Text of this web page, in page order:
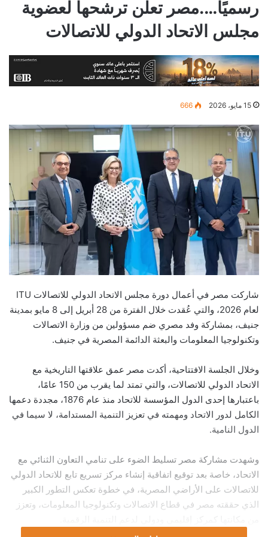
رسميًا….مصر تعلن ترشحها لعضوية
مجلس الاتحاد الدولي للاتصالات
15 مايو، 2026 666
شاركت مصر في أعمال دورة مجلس الاتحاد الدولي للاتصالات ITU
لعام 2026، والتي عُقدت خلال الفترة من 28 أبريل إلى 8 مايو بمدينة
جنيف، بمشاركة وفد مصري ضم مسؤولين من وزارة الاتصالات
وتكنولوجيا المعلومات والبعثة الدائمة المصرية في جنيف.
وخلال الجلسة الافتتاحية، أكدت مصر عمق علاقتها التاريخية مع
الاتحاد الدولي للاتصالات، والتي تمتد لما يقرب من 150 عامًا،
باعتبارها إحدى الدول المؤسسة للاتحاد منذ عام 1876، مجددة دعمها
الكامل لدور الاتحاد ومهمته في تعزيز التنمية المستدامة، لا سيما في
الدول النامية.
وشهدت مشاركة مصر تسليط الضوء على تنامي التعاون الثنائي مع
الاتحاد، خاصة بعد توقيع اتفاقية إنشاء مركز تسريع تابع للاتحاد الدولي
للاتصالات على الأراضي المصرية، في خطوة تعكس التطور الكبير
الذي حققته مصر في قطاع الاتصالات وتكنولوجيا المعلومات، وتعزز